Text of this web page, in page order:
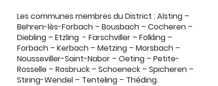
Les communes membres du District : Alsting –
Behren-lès-Forbach – Bousbach – Cocheren –
Diebling – Etzling - Farschviller – Folkling –
Forbach – Kerbach – Metzing – Morsbach –
Nousseviller-Saint-Nabor – Oeting – Petite-
Rosselle – Rosbruck – Schoeneck – Spicheren –
Stiring-Wendel – Tenteling – Théding.